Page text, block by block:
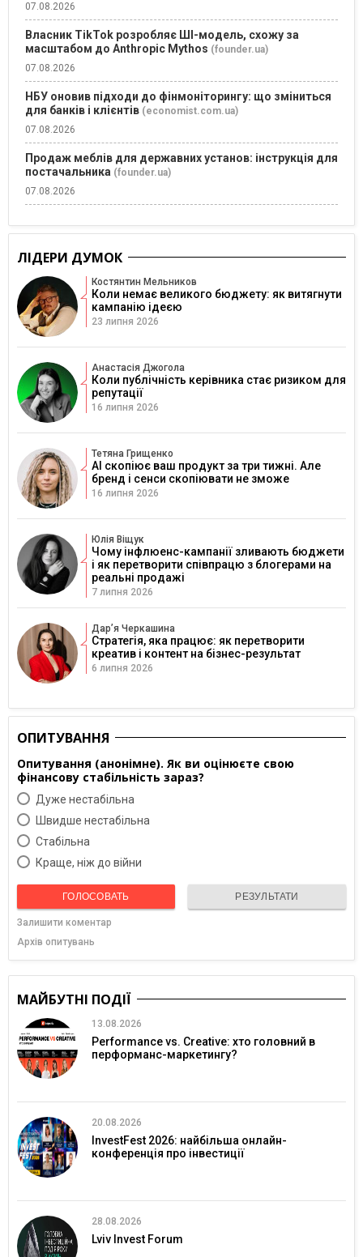
07.08.2026
Власник TikTok розробляє ШІ-модель, схожу за
масштабом до Anthropic Mythos (founder.ua)
07.08.2026
НБУ оновив підходи до фінмоніторингу: що зміниться
для банків і клієнтів (economist.com.ua)
07.08.2026
Продаж меблів для державних установ: інструкція для
постачальника (founder.ua)
07.08.2026
ЛІДЕРИ ДУМОК
Костянтин Мельников
Коли немає великого бюджету: як витягнути
кампанію ідеєю
23 липня 2026
Анастасія Джогола
Коли публічність керівника стає ризиком для
репутації
16 липня 2026
Тетяна Грищенко
AI скопіює ваш продукт за три тижні. Але
бренд і сенси скопіювати не зможе
16 липня 2026
Юлія Віщук
Чому інфлюенс-кампанії зливають бюджети
і як перетворити співпрацю з блогерами на
реальні продажі
7 липня 2026
Дарʼя Черкашина
Стратегія, яка працює: як перетворити
креатив і контент на бізнес-результат
6 липня 2026
ОПИТУВАННЯ
Опитування (анонімне). Як ви оцінюєте свою
фінансову стабільність зараз?
Дуже нестабільна
Швидше нестабільна
Cтабільна
Краще, ніж до війни
ГОЛОСОВАТЬ РЕЗУЛЬТАТИ
Залишити коментар
Архів опитувань
МАЙБУТНІ ПОДІЇ
13.08.2026
Performance vs. Creative: хто головний в
перформанс-маркетингу?
20.08.2026
InvestFest 2026: найбільша онлайн-
конференція про інвестиції
28.08.2026
Lviv Invest Forum